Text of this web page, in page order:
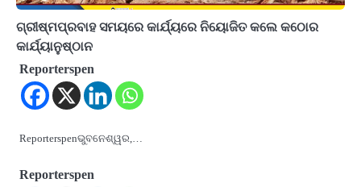
ଗ୍ରୀଷ୍ମପ୍ରବାହ ସମୟରେ କାର୍ଯ୍ୟରେ ନିୟୋଜିତ କଲେ କଠୋର
କାର୍ଯ୍ୟାନୁଷ୍ଠାନ
Reporterspen
Reporterspenଭୁବନେଶ୍ୱର,…
Reporterspen